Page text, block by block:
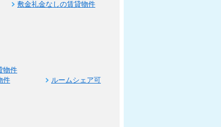
敷金礼金なしの賃貸物件
物件
件
ルームシェア可